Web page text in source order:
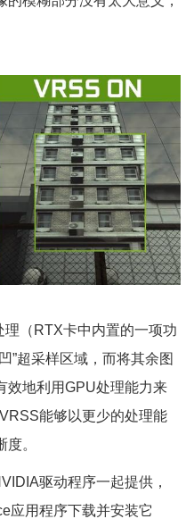
（RTX卡中内置的一项功
”超采样区域，而将其余图
效地利用GPU处理能力来
能够以更少的处理能
。
驱动程序一起提供，
应用程序下载并安装它